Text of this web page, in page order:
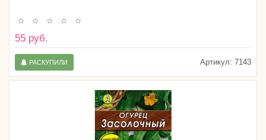
55 руб.
Артикул: 7143
РАСКУПИЛИ